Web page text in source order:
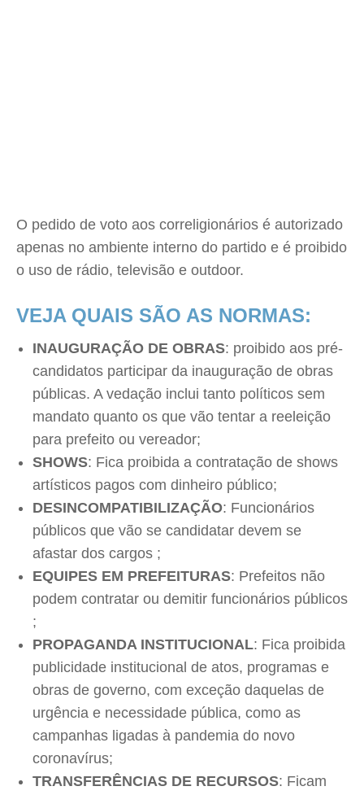
O pedido de voto aos correligionários é autorizado
apenas no ambiente interno do partido e é proibido
o uso de rádio, televisão e outdoor.
VEJA QUAIS SÃO AS NORMAS:
INAUGURAÇÃO DE OBRAS: proibido aos pré-
candidatos participar da inauguração de obras
públicas. A vedação inclui tanto políticos sem
mandato quanto os que vão tentar a reeleição
para prefeito ou vereador;
SHOWS: Fica proibida a contratação de shows
artísticos pagos com dinheiro público;
DESINCOMPATIBILIZAÇÃO: Funcionários
públicos que vão se candidatar devem se
afastar dos cargos ;
EQUIPES EM PREFEITURAS: Prefeitos não
podem contratar ou demitir funcionários públicos
;
PROPAGANDA INSTITUCIONAL: Fica proibida
publicidade institucional de atos, programas e
obras de governo, com exceção daquelas de
urgência e necessidade pública, como as
campanhas ligadas à pandemia do novo
coronavírus;
TRANSFERÊNCIAS DE RECURSOS: Ficam